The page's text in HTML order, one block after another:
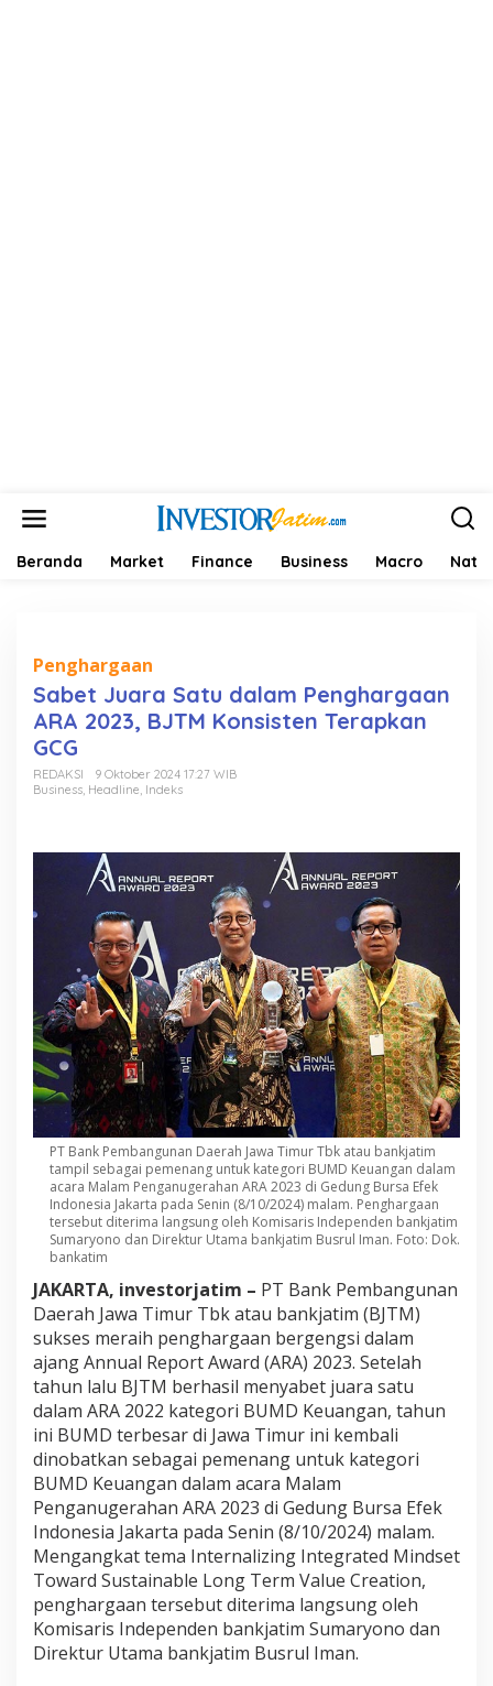
Beranda Market Finance Business Macro
Penghargaan
Sabet Juara Satu dalam Penghargaan
ARA 2023, BJTM Konsisten Terapkan
GCG
REDAKSI
9 Oktober 2024 17:27 WIB
Business, Headline, Indeks
PT Bank Pembangunan Daerah Jawa Timur Tbk atau bankjatim
tampil sebagai pemenang untuk kategori BUMD Keuangan dalam
acara Malam Penganugerahan ARA 2023 di Gedung Bursa Efek
Indonesia Jakarta pada Senin (8/10/2024) malam. Penghargaan
tersebut diterima langsung oleh Komisaris Independen bankjatim
Sumaryono dan Direktur Utama bankjatim Busrul Iman. Foto: Dok.
bankatim
JAKARTA, investorjatim – PT Bank Pembangunan
Daerah Jawa Timur Tbk atau bankjatim (BJTM)
sukses meraih penghargaan bergengsi dalam
ajang Annual Report Award (ARA) 2023. Setelah
tahun lalu BJTM berhasil menyabet juara satu
dalam ARA 2022 kategori BUMD Keuangan, tahun
ini BUMD terbesar di Jawa Timur ini kembali
dinobatkan sebagai pemenang untuk kategori
BUMD Keuangan dalam acara Malam
Penganugerahan ARA 2023 di Gedung Bursa Efek
Indonesia Jakarta pada Senin (8/10/2024) malam.
Mengangkat tema Internalizing Integrated Mindset
Toward Sustainable Long Term Value Creation,
penghargaan tersebut diterima langsung oleh
Komisaris Independen bankjatim Sumaryono dan
Direktur Utama bankjatim Busrul Iman.